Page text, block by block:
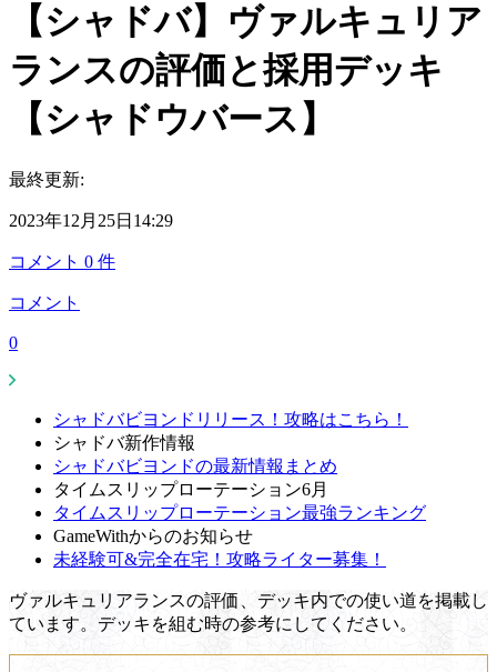
【シャドバ】ヴァルキュリア
ランスの評価と採用デッキ
【シャドウバース】
最終更新:
2023年12月25日14:29
コメント 0 件
コメント
0
シャドバビヨンドリリース！攻略はこちら！
シャドバ新作情報
シャドバビヨンドの最新情報まとめ
タイムスリップローテーション6月
タイムスリップローテーション最強ランキング
GameWithからのお知らせ
未経験可&完全在宅！攻略ライター募集！
ヴァルキュリアランスの評価、デッキ内での使い道を掲載し
ています。デッキを組む時の参考にしてください。